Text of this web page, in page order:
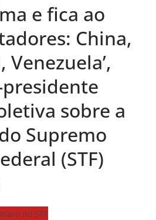
e fica ao
China,
Venezuela’,
sobre a
Supremo
(STF)